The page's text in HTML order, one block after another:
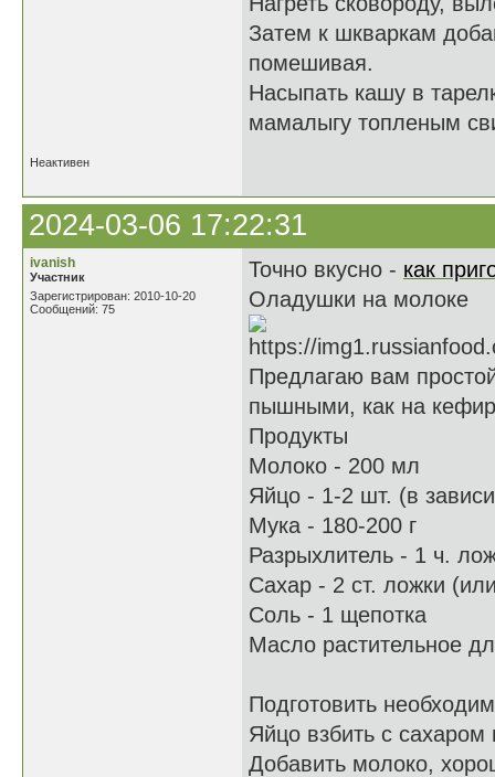
Затем к шкваркам
помешивая.
Насыпать кашу в
мамалыгу топленым
Неактивен
2024-03-06 17:22:31
ivanish
Участник
Зарегистрирован: 2010-10-20
Сообщений: 75
Точно вкусно - как
Оладушки на молоке
Предлагаю вам
пышными, как на
Продукты
Молоко - 200 мл
Яйцо - 1-2 шт. (в
Мука - 180-200 г
Разрыхлитель - 1 ч.
Сахар - 2 ст. ложки
Соль - 1 щепотка
Масло растительное
Подготовить
Яйцо взбить с
Добавить молоко,